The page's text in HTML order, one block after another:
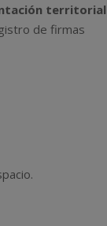
territorial
de firmas